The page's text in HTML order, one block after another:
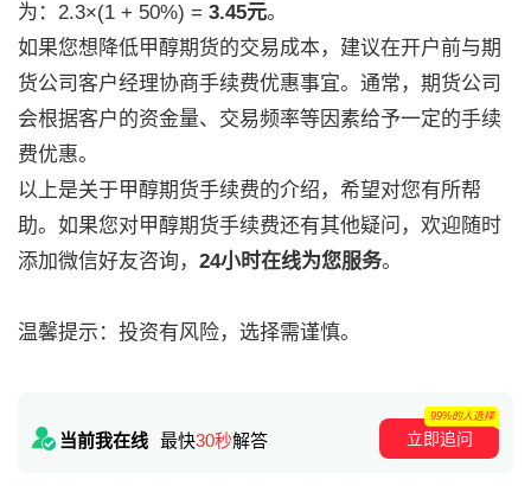
为：2.3×(1 + 50%) = 3.45元。
如果您想降低甲醇期货的交易成本，建议在开户前与期
货公司客户经理协商手续费优惠事宜。通常，期货公司
会根据客户的资金量、交易频率等因素给予一定的手续
费优惠。
以上是关于甲醇期货手续费的介绍，希望对您有所帮
助。如果您对甲醇期货手续费还有其他疑问，欢迎随时
添加微信好友咨询， 24小时在线为您服务。
温馨提示：投资有风险，选择需谨慎。
当前我在线 最快30秒解答 立即追问
99%的人选择